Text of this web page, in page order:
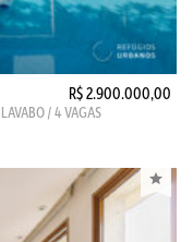
R$ 2.900.000,00
/ 4 VAGAS